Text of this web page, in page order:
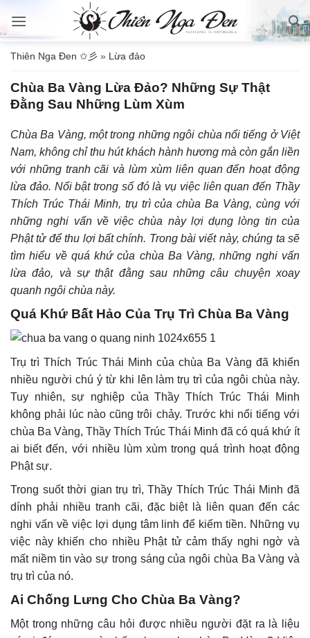
qua
dungThiên Nga Đen ✩彡 » Lừa đảo
Chùa Ba Vàng Lừa Đảo? Những Sự Thật
Đằng Sau Những Lùm Xùm
Chùa Ba Vàng, một trong những ngôi chùa nổi tiếng ở Việt
Nam, không chỉ thu hút khách hành hương mà còn gắn liền
với những tranh cãi và lùm xùm liên quan đến hoạt động
lừa đảo. Nổi bật trong số đó là vụ việc liên quan đến Thầy
Thích Trúc Thái Minh, trụ trì của chùa Ba Vàng, cùng với
những nghi vấn về việc chùa này lợi dụng lòng tin của
Phật tử để thu lợi bất chính. Trong bài viết này, chúng ta sẽ
tìm hiểu về quá khứ của chùa Ba Vàng, những nghi vấn
lừa đảo, và sự thật đằng sau những câu chuyện xoay
quanh ngôi chùa này.
Quá Khứ Bất Hảo Của Trụ Trì Chùa Ba Vàng
Trụ trì Thích Trúc Thái Minh của chùa Ba Vàng đã khiến
nhiều người chú ý từ khi lên làm trụ trì của ngôi chùa này.
Tuy nhiên, sự nghiệp của Thầy Thích Trúc Thái Minh
không phải lúc nào cũng trôi chảy. Trước khi nổi tiếng với
chùa Ba Vàng, Thầy Thích Trúc Thái Minh đã có quá khứ ít
ai biết đến, với nhiều lùm xùm trong quá trình hoạt động
Phật sự.
Trong suốt thời gian trụ trì, Thầy Thích Trúc Thái Minh đã
dính phải nhiều tranh cãi, đặc biệt là liên quan đến các
nghi vấn về việc lợi dụng tâm linh để kiếm tiền. Những vụ
việc này khiến cho nhiều Phật tử cảm thấy nghi ngờ và
mất niềm tin vào sự trong sáng của ngôi chùa Ba Vàng và
trụ trì của nó.
Ai Chống Lưng Cho Chùa Ba Vàng?
Một trong những câu hỏi được nhiều người đặt ra là liệu